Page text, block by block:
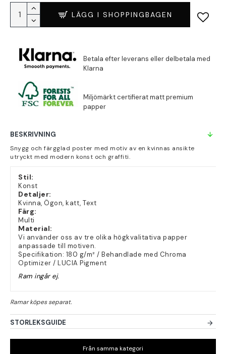
LÄGG I SHOPPINGBAGEN
BESKRIVNING
Snygg och färgglad poster med motiv av en kvinnas ansikte
utryckt med modern konst och graffiti.
Stil:
Konst
Detaljer:
Kvinna, Ögon, katt, Text
Färg:
Multi
Material:
Vi använder oss av tre olika högkvalitativa papper
anpassade till motiven.
Specifikation: 180 g/m² / Behandlade med Chroma
Optimizer / LUCIA Pigment
Ram ingår ej.
STORLEKSGUIDE
Från samma kategori